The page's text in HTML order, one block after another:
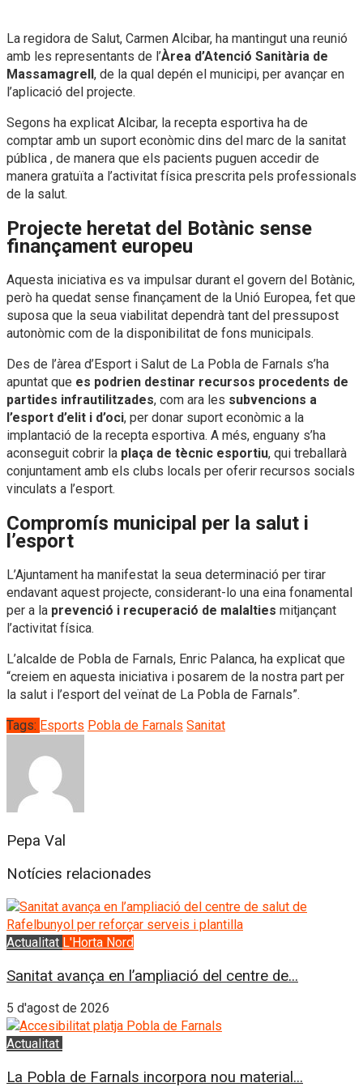
La regidora de Salut, Carmen Alcibar, ha mantingut una reunió
amb les representants de l’Àrea d’Atenció Sanitària de
Massamagrell, de la qual depén el municipi, per avançar en
l’aplicació del projecte.
Segons ha explicat Alcibar, la recepta esportiva ha de
comptar amb un suport econòmic dins del marc de la sanitat
pública , de manera que els pacients puguen accedir de
manera gratuïta a l’activitat física prescrita pels professionals
de la salut.
Projecte heretat del Botànic sense
finançament europeu
Aquesta iniciativa es va impulsar durant el govern del Botànic,
però ha quedat sense finançament de la Unió Europea, fet que
suposa que la seua viabilitat dependrà tant del pressupost
autonòmic com de la disponibilitat de fons municipals.
Des de l’àrea d’Esport i Salut de La Pobla de Farnals s’ha
apuntat que es podrien destinar recursos procedents de
partides infrautilitzades, com ara les subvencions a
l’esport d’elit i d’oci, per donar suport econòmic a la
implantació de la recepta esportiva. A més, enguany s’ha
aconseguit cobrir la plaça de tècnic esportiu, qui treballarà
conjuntament amb els clubs locals per oferir recursos socials
vinculats a l’esport.
Compromís municipal per la salut i
l’esport
L’Ajuntament ha manifestat la seua determinació per tirar
endavant aquest projecte, considerant-lo una eina fonamental
per a la prevenció i recuperació de malalties mitjançant
l’activitat física.
L’alcalde de Pobla de Farnals, Enric Palanca, ha explicat que
“creiem en aquesta iniciativa i posarem de la nostra part per
la salut i l’esport del veïnat de La Pobla de Farnals”.
Tags: Esports Pobla de Farnals Sanitat
Pepa Val
Notícies relacionades
Actualitat L'Horta Nord
Sanitat avança en l’ampliació del centre de...
5 d'agost de 2026
Actualitat
La Pobla de Farnals incorpora nou material...